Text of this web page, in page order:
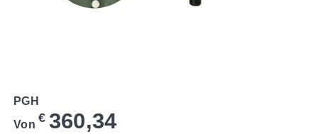
PGH
Von € 360,34